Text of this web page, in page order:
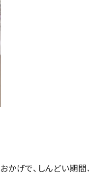
げで、しんどい期間